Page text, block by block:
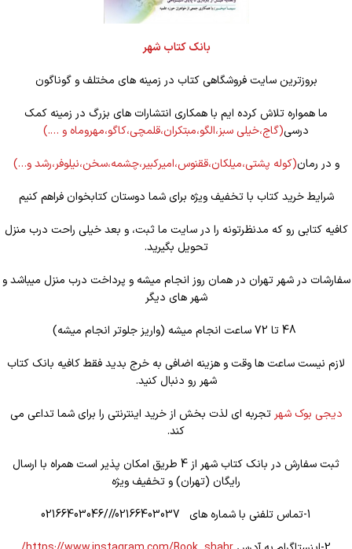
بانک کتاب شهر
بروزترین سایت فروشگاهی کتاب در زمینه های مختلف و گوناگون
ما همواره تلاش کرده ایم با همکاری انتشارات های بزرگ در زمینه کمک
درسی(گاج،خیلی سبز،الگو،مبتکران،قلمچی،کاگو،مهروماه و ….)
و در رمان(کوله پشتی،میلکان،ققنوس،امیرکبیر،چشمه،سخن،نیلوفر،رشد و…)
شرایط خرید کتاب با تخفیف ویژه برای شما دوستان کتابخوان فراهم کنیم
کافیه کتابی رو که مدنظرتونه را در سایت ما ثبت، و بعد خیلی راحت درب منزل
تحویل بگیرید.
سفارشات در شهر تهران در همان روز انجام میشه و پرداخت درب منزل میباشد و
شهر های دیگر
لازم نیست ساعت ها وقت و هزینه اضافی به خرج بدید فقط کافیه بانک کتاب
شهر رو دنبال کنید.
دیجی بوک شهر تجربه ای لذت بخش از خرید اینترنتی را برای شما تداعی می
کند.
ثبت سفارش در بانک کتاب شهر از 4 طریق امکان پذیر است همراه با ارسال
رایگان (تهران) و تخفیف ویژه
1-تماس تلفنی با شماره های 02166403037///02166403046